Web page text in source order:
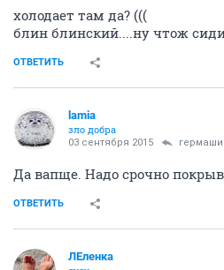
холодает там да? (((
блин блинский....ну чтож
ОТВЕТИТЬ
lamia
зло добра
03 сентября 2015
Да вапще. Надо срочно
ОТВЕТИТЬ
ЛЕленка